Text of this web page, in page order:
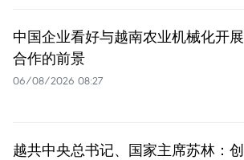
中国企业看好与越南农业机械化开展
合作的前景
06/08/2026 08:27
越共中央总书记、国家主席苏林：创